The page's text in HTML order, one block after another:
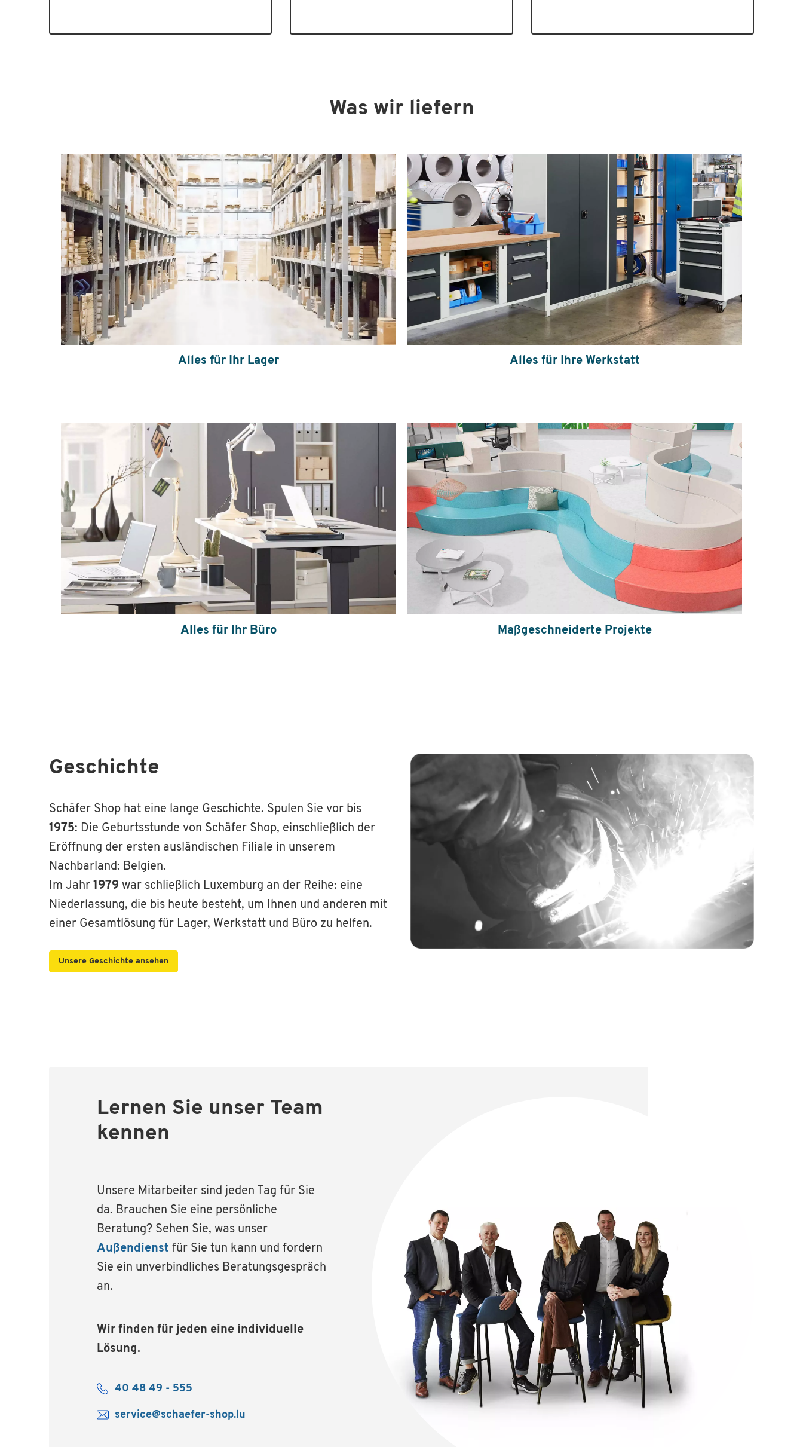
Was wir liefern
Alles für Ihr Lager Alles für Ihre Werkstatt
Alles für Ihr Büro Maßgeschneiderte Projekte
Geschichte
Schäfer Shop hat eine lange Geschichte. Spulen Sie vor bis
1975: Die Geburtsstunde von Schäfer Shop, einschließlich der
Eröffnung der ersten ausländischen Filiale in unserem
Nachbarland: Belgien.
Im Jahr 1979 war schließlich Luxemburg an der Reihe: eine
Niederlassung, die bis heute besteht, um Ihnen und anderen mit
einer Gesamtlösung für Lager, Werkstatt und Büro zu helfen.
Unsere Geschichte ansehen
Lernen Sie unser Team
kennen
Unsere Mitarbeiter sind jeden Tag für Sie
da. Brauchen Sie eine persönliche
Beratung? Sehen Sie, was unser
Außendienst für Sie tun kann und fordern
Sie ein unverbindliches Beratungsgespräch
an.
Wir finden für jeden eine individuelle
Lösung.
40 48 49 - 555
service@schaefer-shop.lu